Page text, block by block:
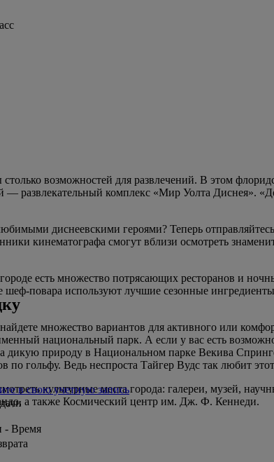
возможностей для развлечений. В этом
— развлекательный комплекс «Мир Уолта Диснея».
диснеевскими героями? Теперь
кинематографа смогут вблизи осмотреть
есть множество потрясающих ресторанов и
повара используют лучшие сезонные
множество вариантов для активного или
национальный парк. А если у вас есть
дикую природу в Национальном парке Векива
по гольфу. Ведь неспроста Тайгер Вудс так любит
культурные места города: галереи, музей,
а также Космический центр им. Дж. Ф. Кеннеди.
в свою учетную запись
- Время